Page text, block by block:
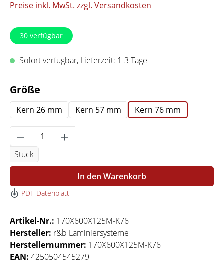
Preise inkl. MwSt. zzgl. Versandkosten
30 verfügbar
Sofort verfügbar, Lieferzeit: 1-3 Tage
Größe
Kern 26 mm Kern 57 mm Kern 76 mm
Produkt Anzahl: Gib den gewünschten
Stück
In den Warenkorb
PDF-Datenblatt
Artikel-Nr.: 170X600X125M-K76
Hersteller: r&b Laminiersysteme
Herstellernummer: 170X600X125M-K76
EAN: 4250504545279